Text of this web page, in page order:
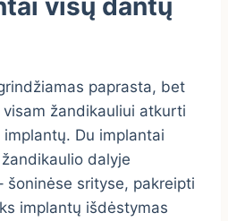
paprasta, bet
žandikauliui atkurti
Du implantai
dalyje
šoninėse srityse, pakreipti
implantų išdėstymas